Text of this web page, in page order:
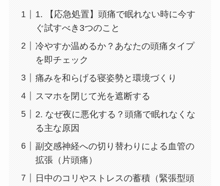
1. 【応急処置】頭痛で眠れない時に今す
ぐ試すべき3つのこと
冷やすか温めるか？あなたの頭痛タイプ
を即チェック
痛みを和らげる寝姿勢と環境づくり
スマホを閉じて光を遮断する
2. なぜ夜に悪化する？頭痛で眠れなくな
る主な原因
副交感神経への切り替わりによる血管の
拡張（片頭痛）
日中のコリやストレスの蓄積（緊張型頭